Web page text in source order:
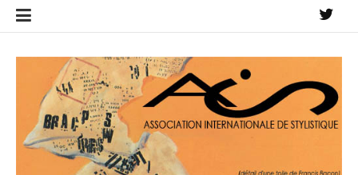
Aller